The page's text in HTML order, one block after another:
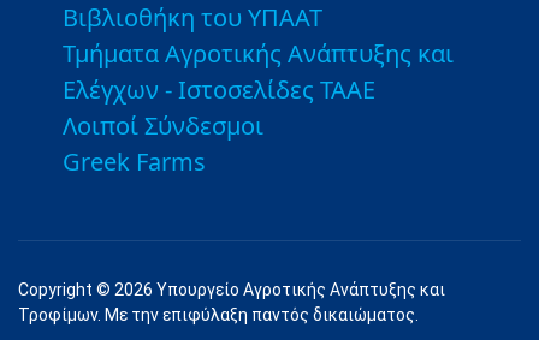
Βιβλιοθήκη του ΥΠΑΑΤ
Τμήματα Αγροτικής Ανάπτυξης και
Ελέγχων - Ιστοσελίδες ΤΑΑΕ
Λοιποί Σύνδεσμοι
Greek Farms
Copyright © 2026 Υπουργείο Αγροτικής Ανάπτυξης και
Τροφίμων. Με την επιφύλαξη παντός δικαιώματος.